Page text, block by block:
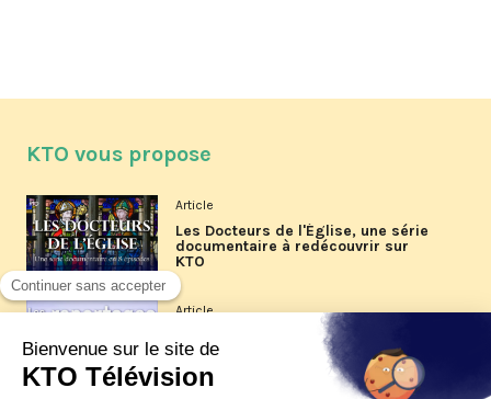
KTO vous propose
Article
Les Docteurs de l'Église, une série
documentaire à redécouvrir sur
KTO
Article
Les reportages d'été 2026 de KTO